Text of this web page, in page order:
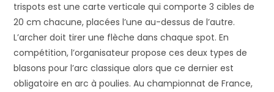
trispots est une carte verticale qui comporte 3 cibles de
20 cm chacune, placées l’une au-dessus de l’autre.
L’archer doit tirer une flèche dans chaque spot. En
compétition, l’organisateur propose ces deux types de
blasons pour l’arc classique alors que ce dernier est
obligatoire en arc à poulies. Au championnat de France,